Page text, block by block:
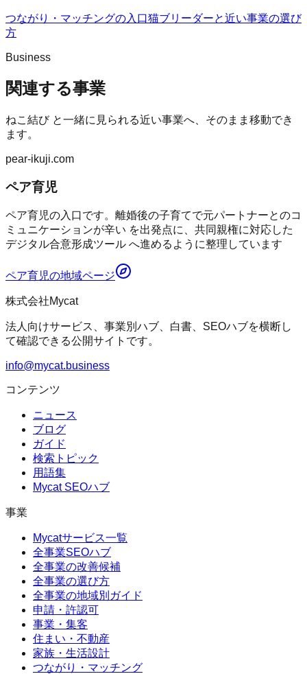
つながり・マッチングの入口猫ブリーダーと近い事業の選び
方
Business
関連する事業
ねこ結びと一緒に見られる近い事業へ、そのまま移動でき
ます。
pear-ikuji.com
ペア育児
ペア育児の入口です。離婚後の子育てで元パートナーとのコ
ミュニケーションが辛い を出発点に、共同親権に対応した
デジタル合意形成ツール へ進めるように整理しています
ペア育児の地域ページ
株式会社Mycat
法人向けサービス、事業別ハブ、白書、SEOハブを横断し
て確認できる公開サイトです。
info@mycat.business
コンテンツ
ニュース
ブログ
ガイド
検索トピック
用語集
Mycat SEOハブ
事業
Mycatサービス一覧
全事業SEOハブ
全事業の改善候補
全事業の選び方
全事業の地域別ガイド
申請・許認可
事業・集客
住まい・不動産
家族・生活設計
つながり・マッチング